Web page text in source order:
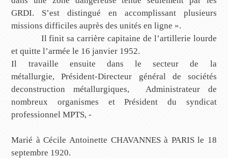
GRDI. S’est distingué en accomplissant plusieurs
missions difficiles auprès des unités en ligne ».
Il finit sa carrière capitaine de l’artillerie lourde
et quitte l’armée le 16 janvier 1952.
Il travaille ensuite dans le secteur de la
métallurgie, Président-Directeur général de sociétés
deconstruction métallurgiques, Administrateur de
nombreux organismes et Président du syndicat
professionnel MPTS, -
Marié à Cécile Antoinette CHAVANNES à PARIS le 18
septembre 1920.